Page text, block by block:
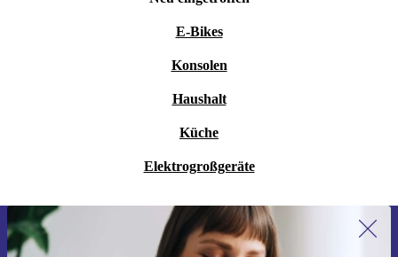
E-Bikes
Konsolen
Haushalt
Küche
Elektrogroßgeräte
Erstmals zum Newsletter anmelden,